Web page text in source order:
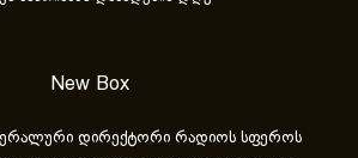
New Box
დირექტორი რადიოს სფეროს